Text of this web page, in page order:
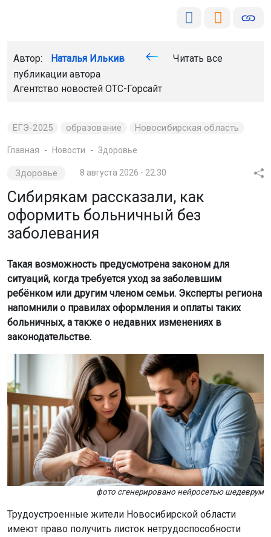
Автор: Наталья Илькив
Читать все
публикации автора
Агентство новостей ОТС-Горсайт
ЕГЭ-2025 образование Новосибирская область
Главная Новости Здоровье
Здоровье 8 августа 2026 - 22:30
Сибирякам рассказали, как
оформить больничный без
заболевания
Такая возможность предусмотрена законом для
ситуаций, когда требуется уход за заболевшим
ребёнком или другим членом семьи. Эксперты региона
напомнили о правилах оформления и оплаты таких
больничных, а также о недавних изменениях в
законодательстве.
фото сгенерировано нейросетью шедеврум
Трудоустроенные жители Новосибирской области
имеют право получить листок нетрудоспособности